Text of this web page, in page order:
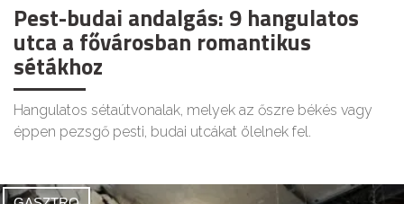
Pest-budai andalgás: 9 hangulatos
utca a fővárosban romantikus
sétákhoz
Hangulatos sétaútvonalak, melyek az őszre békés vagy
éppen pezsgő pesti, budai utcákat ölelnek fel.